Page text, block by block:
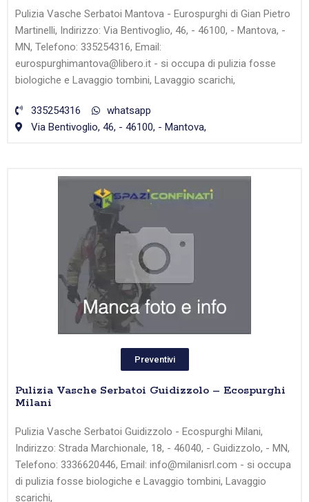
Pulizia Vasche Serbatoi Mantova - Eurospurghi di Gian Pietro
Martinelli, Indirizzo: Via Bentivoglio, 46, - 46100, - Mantova, -
MN, Telefono: 335254316, Email:
eurospurghimantova@libero.it - si occupa di pulizia fosse
biologiche e Lavaggio tombini, Lavaggio scarichi,
335254316
whatsapp
Via Bentivoglio, 46, - 46100, - Mantova,
Preventivi
Pulizia Vasche Serbatoi Guidizzolo – Ecospurghi
Milani
Pulizia Vasche Serbatoi Guidizzolo - Ecospurghi Milani,
Indirizzo: Strada Marchionale, 18, - 46040, - Guidizzolo, - MN,
Telefono: 3336620446, Email: info@milanisrl.com - si occupa
di pulizia fosse biologiche e Lavaggio tombini, Lavaggio
scarichi,